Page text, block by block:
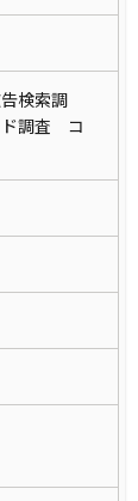
検索調
調査 コ